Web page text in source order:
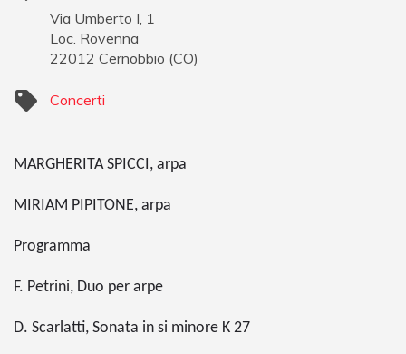
Via Umberto I, 1
Loc. Rovenna
22012 Cernobbio (CO)
Concerti
MARGHERITA SPICCI, arpa
MIRIAM PIPITONE, arpa
Programma
F. Petrini, Duo per arpe
D. Scarlatti, Sonata in si minore K 27